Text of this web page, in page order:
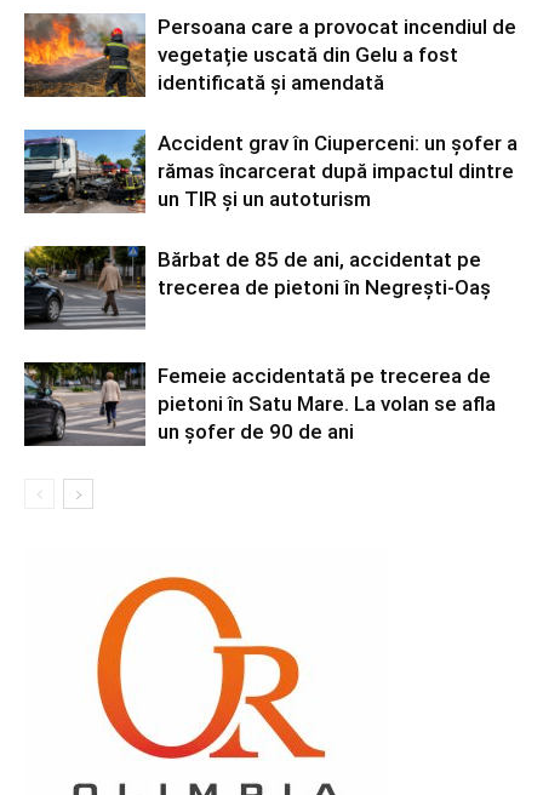
Persoana care a provocat incendiul de
vegetație uscată din Gelu a fost
identificată și amendată
Accident grav în Ciuperceni: un șofer a
rămas încarcerat după impactul dintre
un TIR și un autoturism
Bărbat de 85 de ani, accidentat pe
trecerea de pietoni în Negrești-Oaș
Femeie accidentată pe trecerea de
pietoni în Satu Mare. La volan se afla
un șofer de 90 de ani